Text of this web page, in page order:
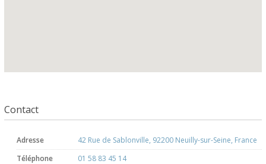
Contact
Adresse
42 Rue de Sablonville, 92200 Neuilly-sur-Seine, France
Téléphone
01 58 83 45 14